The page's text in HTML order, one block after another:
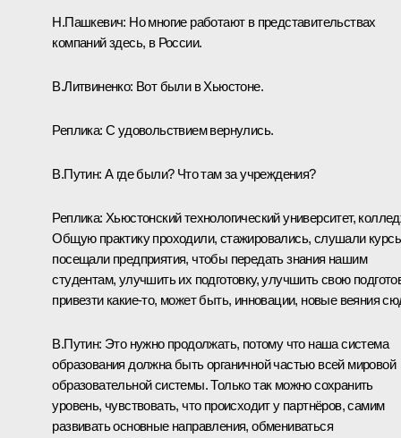
Н.Пашкевич: Но многие работают в представительствах
компаний здесь, в России.
В.Литвиненко: Вот были в Хьюстоне.
Реплика: С удовольствием вернулись.
В.Путин: А где были? Что там за учреждения?
Реплика: Хьюстонский технологический университет,
Общую практику проходили, стажировались, слушали
посещали предприятия, чтобы передать знания нашим
студентам, улучшить их подготовку, улучшить свою
привезти какие‑то, может быть, инновации, новые веяния
В.Путин: Это нужно продолжать, потому что наша система
образования должна быть органичной частью всей мировой
образовательной системы. Только так можно сохранить
уровень, чувствовать, что происходит у партнёров, самим
развивать основные направления, обмениваться